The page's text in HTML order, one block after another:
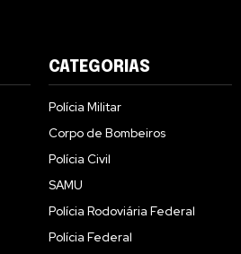
CATEGORIAS
Polícia Militar
Corpo de Bombeiros
Polícia Civil
SAMU
Polícia Rodoviária Federal
Polícia Federal